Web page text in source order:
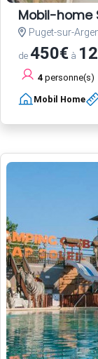
Mobil-home
Puget-sur-
de450€ à
4 personne(s)
Mobil Home